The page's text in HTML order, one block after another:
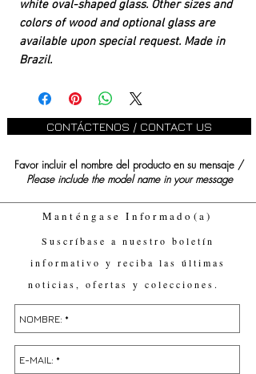
white oval-shaped glass. Other sizes and
colors of wood and optional glass are
available upon special request. Made in
Brazil.
CONTÁCTENOS / CONTACT US
Favor incluir el nombre del producto en su mensaje /
Please include the model name in your message
Manténgase Informado(a)
Suscríbase a nuestro boletín
informativo y reciba las últimas
noticias, ofertas y colecciones.